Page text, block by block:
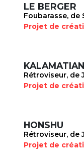
LE BERGER
Foubarasse, de
Projet de
Rétroviseur, de
Projet de
HONSHU
Rétroviseur, de
Projet de